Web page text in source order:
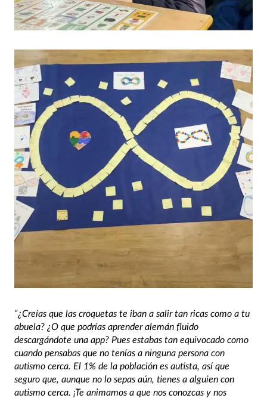
“¿Creías que las croquetas te iban a salir tan ricas como a tu
abuela? ¿O que podrías aprender alemán fluido
descargándote una app? Pues estabas tan equivocado como
cuando pensabas que no tenías a ninguna persona con
autismo cerca. El 1% de la población es autista, así que
seguro que, aunque no lo sepas aún, tienes a alguien con
autismo cerca. ¡Te animamos a que nos conozcas y nos